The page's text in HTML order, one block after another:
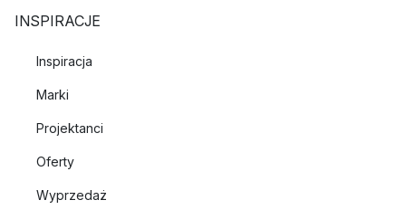
INSPIRACJE
Inspiracja
Marki
Projektanci
Oferty
Wyprzedaż